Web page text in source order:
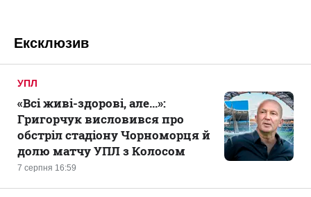
Ексклюзив
УПЛ
7 серпня 16:59
«Всі живі-здорові, але...»:
Григорчук висловився про
обстріл стадіону Чорноморця й
долю матчу УПЛ з Колосом